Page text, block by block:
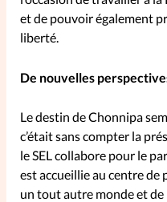
Mon compte
et de pouvoir également
liberté.
De nouvelles
Le destin de Chonnipa
c’était sans compter la
le SEL collabore pour le
est accueillie au centre de
un tout autre monde et